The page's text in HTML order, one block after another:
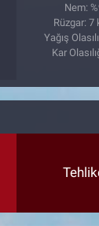
Nem:
Rüzgar: 7
Yağış
Kar